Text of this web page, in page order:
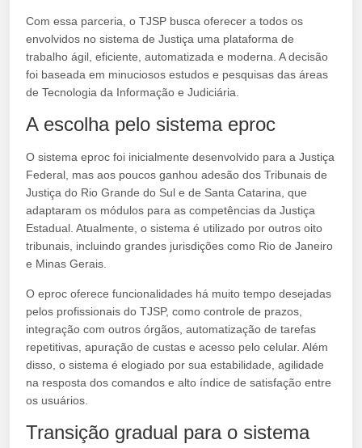
Com essa parceria, o TJSP busca oferecer a todos os
envolvidos no sistema de Justiça uma plataforma de
trabalho ágil, eficiente, automatizada e moderna. A decisão
foi baseada em minuciosos estudos e pesquisas das áreas
de Tecnologia da Informação e Judiciária.
A escolha pelo sistema eproc
O sistema eproc foi inicialmente desenvolvido para a Justiça
Federal, mas aos poucos ganhou adesão dos Tribunais de
Justiça do Rio Grande do Sul e de Santa Catarina, que
adaptaram os módulos para as competências da Justiça
Estadual. Atualmente, o sistema é utilizado por outros oito
tribunais, incluindo grandes jurisdições como Rio de Janeiro
e Minas Gerais.
O eproc oferece funcionalidades há muito tempo desejadas
pelos profissionais do TJSP, como controle de prazos,
integração com outros órgãos, automatização de tarefas
repetitivas, apuração de custas e acesso pelo celular. Além
disso, o sistema é elogiado por sua estabilidade, agilidade
na resposta dos comandos e alto índice de satisfação entre
os usuários.
Transição gradual para o sistema